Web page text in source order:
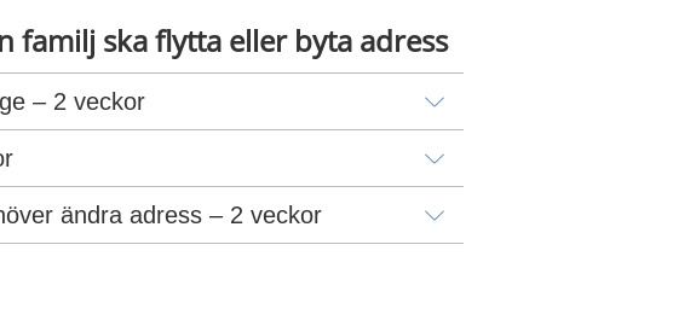
familj ska flytta eller byta adress
– 2 veckor
ändra adress – 2 veckor